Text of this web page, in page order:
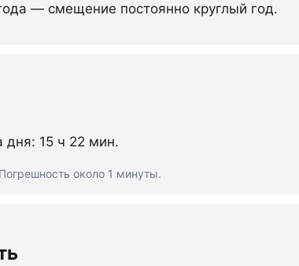
— смещение постоянно круглый год.
дня: 15 ч 22 мин.
около 1 минуты.